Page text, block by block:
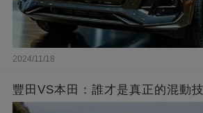
2024/11/18
豐田VS本田：誰才是真正的混動